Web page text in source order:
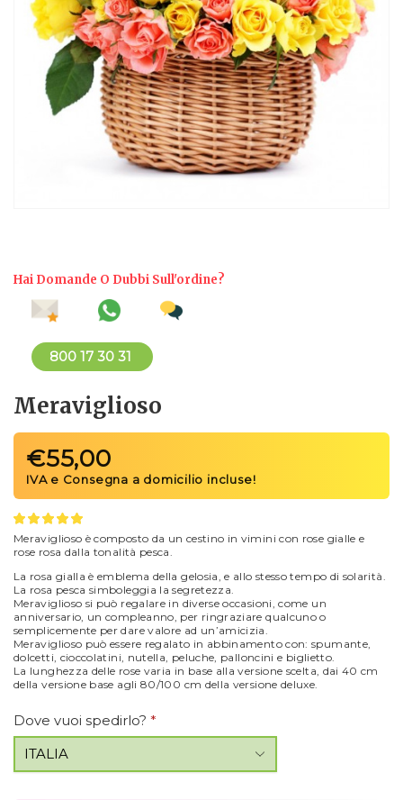
Hai Domande O Dubbi Sull'ordine?
800 17 30 31
Meraviglioso
€55,00
Meraviglioso è composto da un cestino in vimini con rose gialle e
rose rosa dalla tonalità pesca.
La rosa gialla è emblema della gelosia, e allo stesso tempo di solarità.
La rosa pesca simboleggia la segretezza.
Meraviglioso si può regalare in diverse occasioni, come un
anniversario, un compleanno, per ringraziare qualcuno o
semplicemente per dare valore ad un’amicizia.
Meraviglioso può essere regalato in abbinamento con: spumante,
dolcetti, cioccolatini, nutella, peluche, palloncini e biglietto.
La lunghezza delle rose varia in base alla versione scelta, dai 40 cm
della versione base agli 80/100 cm della versione deluxe.
Dove vuoi spedirlo? *